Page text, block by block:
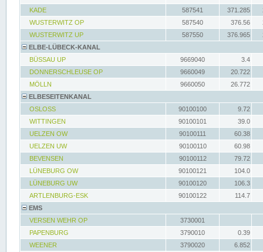
KADE
587541 371.285
WUSTERWITZ OP
587540 376.56
WUSTERWITZ UP
587550 376.965
ELBE-LÜBECK-KANAL
BÜSSAU UP
9669040
3.4
DONNERSCHLEUSE OP
9660049
20.722
MÖLLN
9660050
26.772
ELBESEITENKANAL
OSLOSS
90100100
9.72
WITTINGEN
90100101
39.0
UELZEN OW
90100111
60.38
UELZEN UW
90100110
60.98
BEVENSEN
90100112
79.72
LÜNEBURG OW
90100121
104.0
LÜNEBURG UW
90100120
106.3
ARTLENBURG-ESK
90100122
114.7
EMS
VERSEN WEHR OP
3730001
PAPENBURG
3790010
0.39
WEENER
3790020
6.852